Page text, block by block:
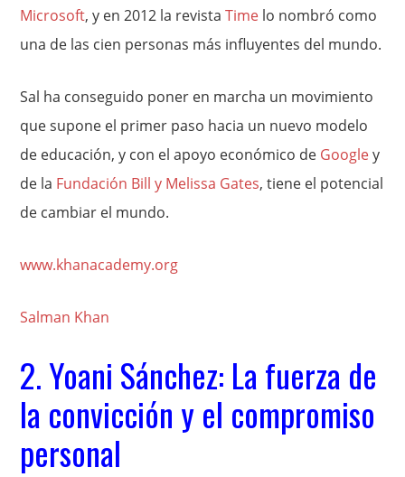
Microsoft, y en 2012 la revistaTime lo nombró como
una de las cien personas más influyentes del mundo.
Sal ha conseguido poner en marcha un movimiento
que supone el primer paso hacia un nuevo modelo
de educación, y con el apoyo económico de Googley
de la Fundación Bill y Melissa Gates, tiene el potencial
de cambiar el mundo.
www.khanacademy.org
Salman Khan
2. Yoani Sánchez: La fuerza de
la convicción y el compromiso
personal